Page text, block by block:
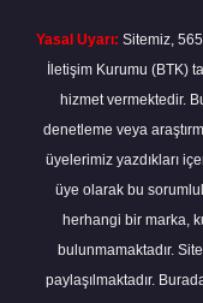
Yasal Uyarı: Sitemiz,
İletişim Kurumu (BTK)
hizmet vermektedir.
denetleme veya
üyelerimiz yazdıkları
üye olarak bu
herhangi bir marka,
bulunmamaktadır.
paylaşılmaktadır.